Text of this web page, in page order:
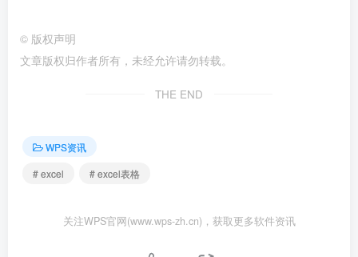
© 版权声明
文章版权归作者所有，未经允许请勿转载。
THE END
WPS资讯
# excel
# excel表格
关注WPS官网(www.wps-zh.cn)，获取更多软件资讯